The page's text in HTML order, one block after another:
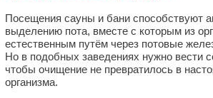
Посещения сауны и бани способствуют
выделению пота, вместе с которым из
естественным путём через потовые
Но в подобных заведениях нужно вести
чтобы очищение не превратилось в
организма.